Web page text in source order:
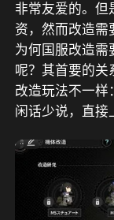
非常友爱的。但
资，然而改造需
为何国服改造需
呢？其首要的关
改造玩法不一样：
闲话少说，直接